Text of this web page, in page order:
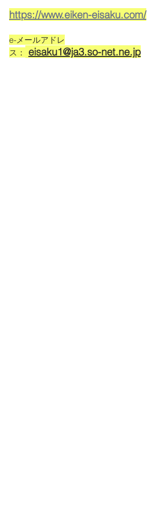
https://www.eiken-eisaku.com/
e-メールアドレ
ス：
eisaku1@ja3.so-net.ne.jp